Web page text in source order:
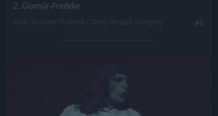
2. Glamúr-Freddie